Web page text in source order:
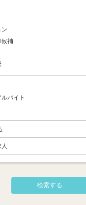
ン
候補
バイト